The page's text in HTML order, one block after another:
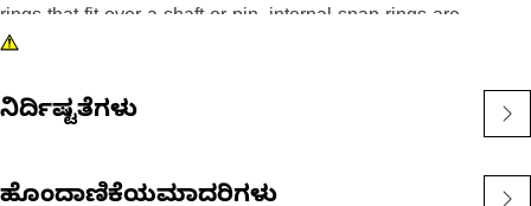
rings that fit over a shaft or pin, internal snap rings are
installed inside a bore or groove to hold components in place.
movement or displacement of components within a bore or
housing. It acts as a retaining device, holding components
ನಿರ್ದಿಷ್ಟತೆಗಳು
ಹೊಂದಾಣಿಕೆಯಮಾದರಿಗಳು